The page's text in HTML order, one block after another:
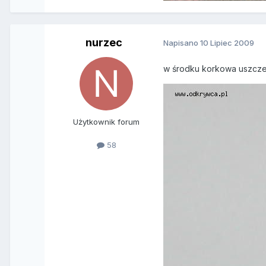
nurzec
Użytkownik forum
58
Napisano10 Lipiec 2009
w środku korkowa